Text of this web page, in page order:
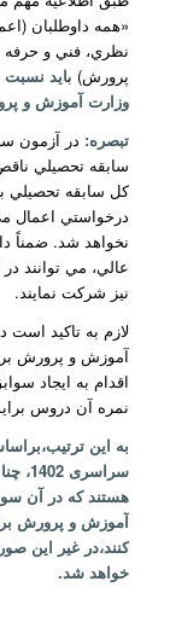
«همه داوطلبان
نظري، فني و
پرورش) بايد نسبت
وزارت آموزش و
تبصره:
سابقه تحصيلي
كل سابقه تحصيلي
درخواستي اعمال
نخواهد شد. ضمناً
نيز شركت نمايند.
لازم به تاکید است
آموزش و پرورش
اقدام به ایجاد
نمره آن دروس برایش صفر (0)
به این
هستند که در آن
آموزش و پرورش
کنند،در غیر این
خواهد شد.